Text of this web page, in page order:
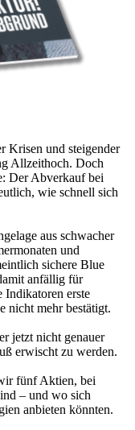
Krisen und steigender
Allzeithoch. Doch
Der Abverkauf bei
wie schnell sich
aus schwacher
und
sichere Blue
anfällig für
erste
nicht mehr bestätigt.
jetzt nicht genauer
erwischt zu werden.
fünf Aktien, bei
– und wo sich
anbieten könnten.